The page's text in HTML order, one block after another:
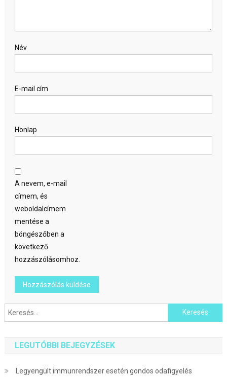
Név
E-mail cím
Honlap
A nevem, e-mail
címem, és
weboldalcímem
mentése a
böngészőben a
következő
hozzászólásomhoz.
Keresés:
LEGUTÓBBI BEJEGYZÉSEK
Legyengült immunrendszer esetén gondos odafigyelés